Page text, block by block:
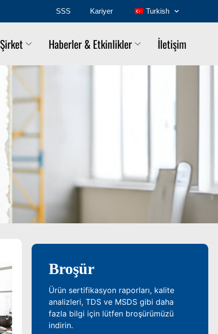
SSS Kariyer Turkish
Şirket Haberler & Etkinlikler İletişim
Broşür
Ürün sertifikasyon raporları, kalite
analizleri, TDS ve MSDS gibi daha
fazla bilgi için lütfen broşürümüzü
indirin.